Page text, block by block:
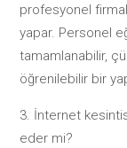
profesyonel
yapar. Personel
tamamlanabilir,
öğrenilebilir bir
İnternet
eder mi?